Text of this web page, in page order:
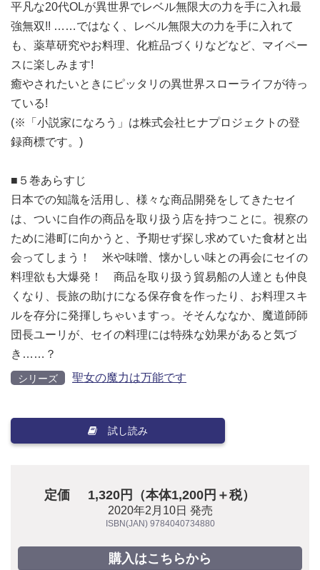
平凡な20代OLが異世界でレベル無限大の力を手に入れ最
強無双!! ……ではなく、レベル無限大の力を手に入れて
も、薬草研究やお料理、化粧品づくりなどなど、マイペー
スに楽しみます!
癒やされたいときにピッタリの異世界スローライフが待っ
ている!
(※「小説家になろう」は株式会社ヒナプロジェクトの登
録商標です。)
■５巻あらすじ
日本での知識を活用し、様々な商品開発をしてきたセイ
は、ついに自作の商品を取り扱う店を持つことに。視察の
ために港町に向かうと、予期せず探し求めていた食材と出
会ってしまう！ 米や味噌、懐かしい味との再会にセイの
料理欲も大爆発！ 商品を取り扱う貿易船の人達とも仲良
くなり、長旅の助けになる保存食を作ったり、お料理スキ
ルを存分に発揮しちゃいますっ。そそんななか、魔道師師
団長ユーリが、セイの料理には特殊な効果があると気づ
き……？
シリーズ 聖女の魔力は万能です
試し読み
定価 1,320円（本体1,200円＋税）
2020年2月10日 発売
ISBN(JAN) 9784040734880
購入はこちらから